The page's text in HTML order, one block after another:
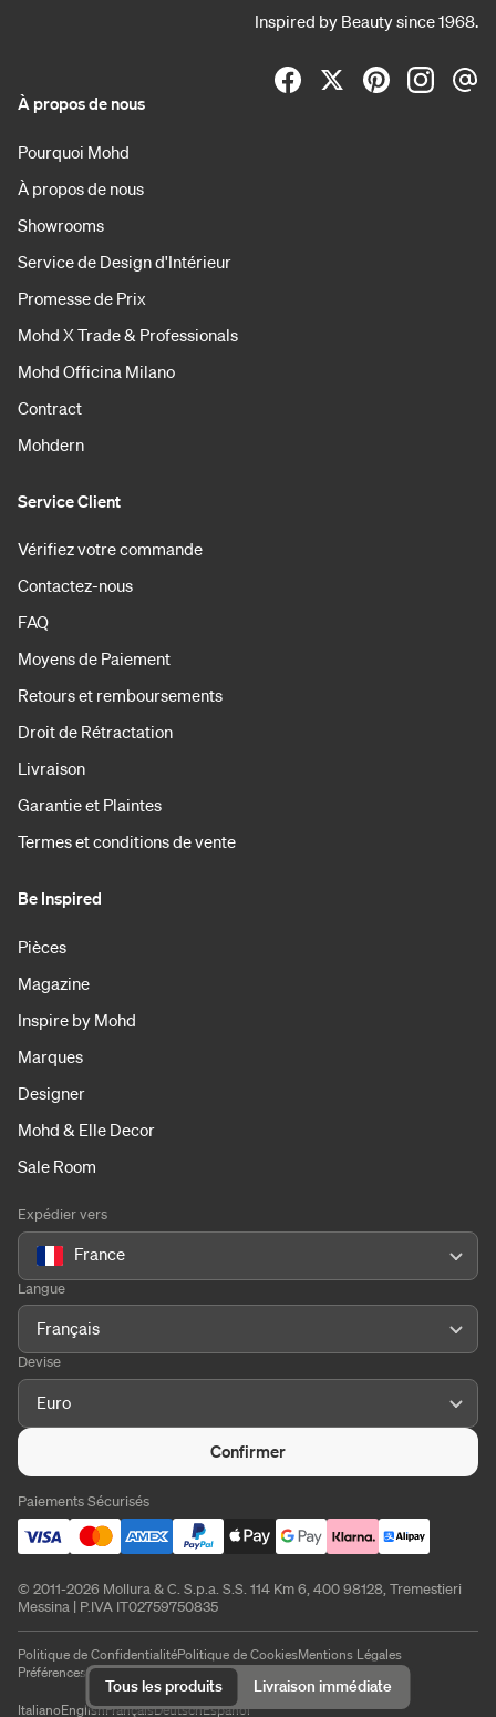
Tous les produits Livraison immédiate
Inspired by Beauty since 1968.
À propos de nous
Pourquoi Mohd
À propos de nous
Showrooms
Service de Design d'Intérieur
Promesse de Prix
Mohd X Trade & Professionals
Mohd Officina Milano
Contract
Mohdern
Service Client
Vérifiez votre commande
Contactez-nous
FAQ
Moyens de Paiement
Retours et remboursements
Droit de Rétractation
Livraison
Garantie et Plaintes
Termes et conditions de vente
Be Inspired
Pièces
Magazine
Inspire by Mohd
Marques
Designer
Mohd & Elle Decor
Sale Room
Expédier vers
France
Langue
Français
Devise
Euro
Confirmer
Paiements Sécurisés
© 2011-2026 Mollura & C. S.p.a. S.S. 114 Km 6, 400 98128, Tremestieri
Messina | P.IVA IT02759750835
Politique de ConfidentialitéPolitique de CookiesMentions Légales
Préférences de cookies
ItalianoEnglishFrançaisDeutschEspañol